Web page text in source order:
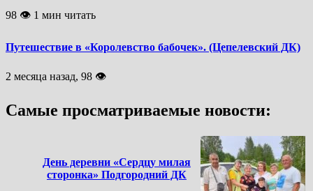
98 👁 1 мин читать
Путешествие в «Королевство бабочек». (Цепелевский ДК)
2 месяца назад, 98 👁
Самые просматриваемые новости:
День деревни «Сердцу милая
сторонка» Подгородний ДК